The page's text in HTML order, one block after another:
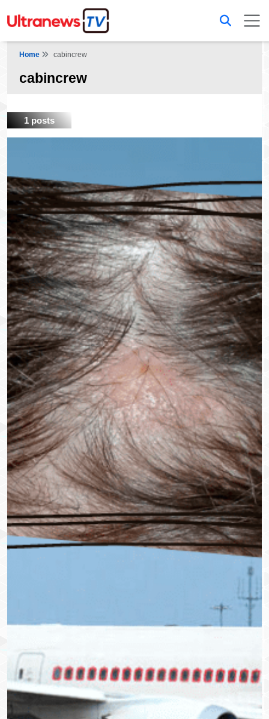
Home cabincrew
cabincrew
1 posts